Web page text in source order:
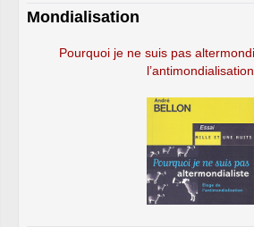
Mondialisation
Pourquoi je ne suis pas
l’antimondialisation